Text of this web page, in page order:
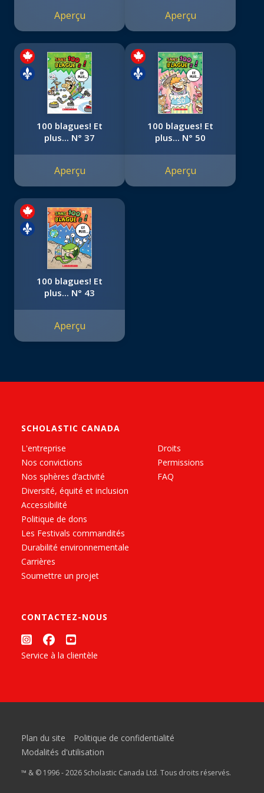
Aperçu Aperçu
100 blagues! Et
plus... N° 37
Aperçu
100 blagues! Et
plus... N° 50
Aperçu
100 blagues! Et
plus... N° 43
Aperçu
SCHOLASTIC CANADA
L'entreprise
Nos convictions
Nos sphères d’activité
Diversité, équité et inclusion
Accessibilité
Politique de dons
Les Festivals commandités
Durabilité environnementale
Carrières
Soumettre un projet
Droits
Permissions
FAQ
CONTACTEZ-NOUS
Service à la clientèle
Plan du site
Politique de confidentialité
Modalités d'utilisation
™ & © 1996 - 2026 Scholastic Canada Ltd. Tous droits réservés.